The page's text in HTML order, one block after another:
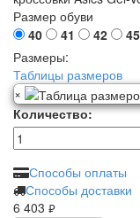
Размер обуви
40
41 42
45
Размеры:
Таблицы размеров
×
Количество:
Способы оплаты
Способы доставки
6 403 руб.